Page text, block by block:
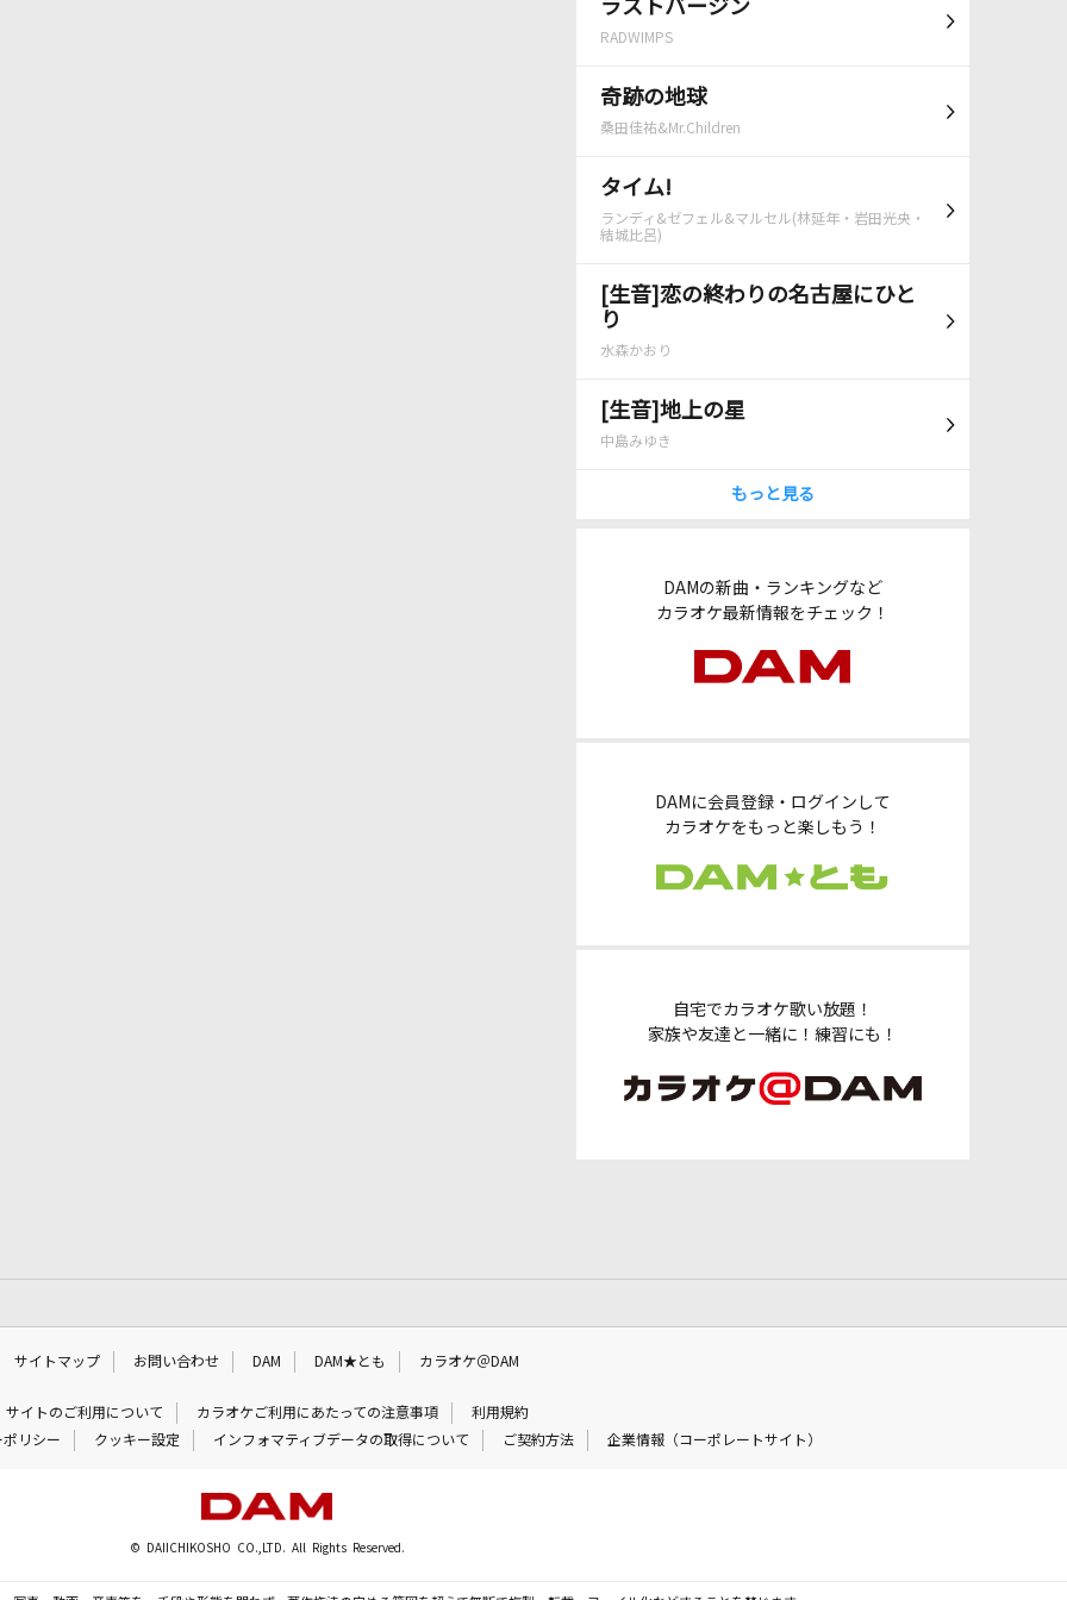
ラストバージン
RADWIMPS
奇跡の地球
桑田佳祐&Mr.Children
タイム!
ランディ&ゼフェル&マルセル(林延年・岩田光央・
結城比呂)
[生音]恋の終わりの名古屋にひと
り
水森かおり
[生音]地上の星
中島みゆき
もっと見る
DAMの新曲・ランキングなど
カラオケ最新情報をチェック！
DAMに会員登録・ログインして
カラオケをもっと楽しもう！
自宅でカラオケ歌い放題！
家族や友達と一緒に！練習にも！
サイトマップ お問い合わせ DAM DAM★とも カラオケ＠DAM
サイトのご利用について カラオケご利用にあたっての注意事項
利用規約
リシー
クッキー設定 インフォマティブデータの取得について ご契約方法 企業情報（コーポレートサイト）
© DAIICHIKOSHO CO.,LTD. All Rights Reserved.